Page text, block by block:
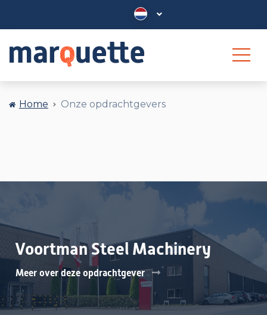
Home Onze opdrachtgevers
Voortman Steel Machinery
Meer over deze opdrachtgever